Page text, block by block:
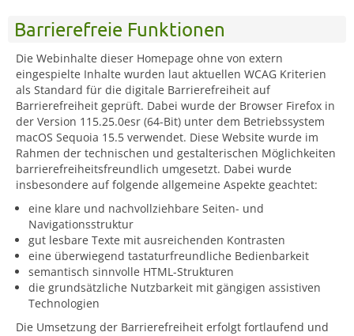
Barrierefreie Funktionen
Die Webinhalte dieser Homepage ohne von extern
eingespielte Inhalte wurden laut aktuellen WCAG Kriterien
als Standard für die digitale Barrierefreiheit auf
Barrierefreiheit geprüft. Dabei wurde der Browser Firefox in
der Version 115.25.0esr (64-Bit) unter dem Betriebssystem
macOS Sequoia 15.5 verwendet. Diese Website wurde im
Rahmen der technischen und gestalterischen Möglichkeiten
barrierefreiheitsfreundlich umgesetzt. Dabei wurde
insbesondere auf folgende allgemeine Aspekte geachtet:
eine klare und nachvollziehbare Seiten- und
Navigationsstruktur
gut lesbare Texte mit ausreichenden Kontrasten
eine überwiegend tastaturfreundliche Bedienbarkeit
semantisch sinnvolle HTML-Strukturen
die grundsätzliche Nutzbarkeit mit gängigen assistiven
Technologien
Die Umsetzung der Barrierefreiheit erfolgt fortlaufend und